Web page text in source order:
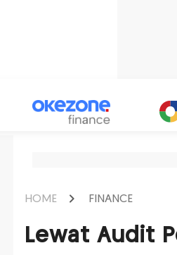
HOME FINANCE
Lewat Audit